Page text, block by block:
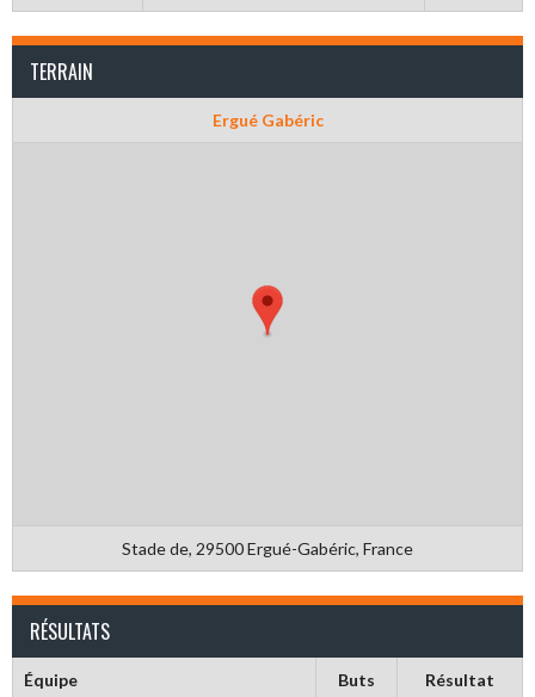
TERRAIN
Ergué Gabéric
Stade de, 29500 Ergué-Gabéric, France
RÉSULTATS
Équipe Buts Résultat